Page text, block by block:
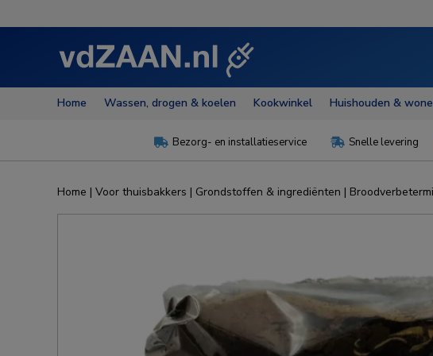
Home Wassen, drogen & koelen Kookwinkel Huishouden &
 Bezorg- en installatieservice  Snelle levering
Home | Voor thuisbakkers | Grondstoffen & ingrediënten |